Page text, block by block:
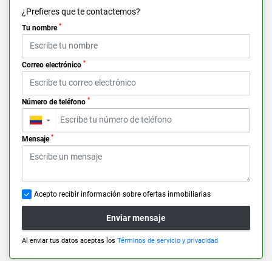
¿Prefieres que te contactemos?
Tu nombre *
Correo electrónico *
Número de teléfono *
▼
Mensaje *
Acepto recibir información sobre ofertas inmobiliarias
Enviar mensaje
Al enviar tus datos aceptas los Términos de servicio y privacidad